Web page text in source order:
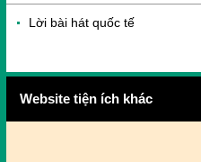
Lời bài hát quốc tế
Website tiện ích khác